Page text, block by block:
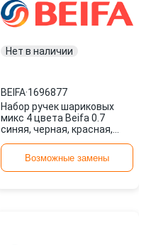
Нет в наличии
BEIFA·1696877
Набор ручек шариковых
микс 4 цвета Beifa 0.7
синяя, черная, красная,
Возможные замены